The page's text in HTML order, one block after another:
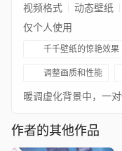
视频格式 动态壁纸
仅个人使用
千千壁纸的惊艳效果
调整画质和性能
作者的其他作品